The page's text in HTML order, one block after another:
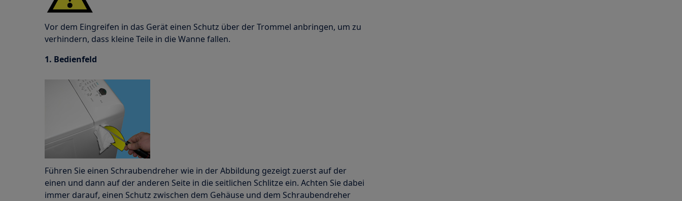
Vor dem Eingreifen in das Gerät einen Schutz über der Trommel anbringen, um zu
verhindern, dass kleine Teile in die Wanne fallen.
1. Bedienfeld
Führen Sie einen Schraubendreher wie in der Abbildung gezeigt zuerst auf der
einen und dann auf der anderen Seite in die seitlichen Schlitze ein. Achten Sie dabei
immer darauf, einen Schutz zwischen dem Gehäuse und dem Schraubendreher